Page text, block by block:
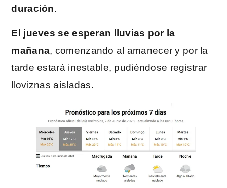
duración.
El jueves se esperan lluvias por la
mañana, comenzando al amanecer y por la
tarde estará inestable, pudiéndose registrar
lloviznas aisladas.